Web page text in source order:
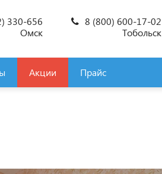
330-656
Омск
8 (800) 600-17-02
Тобольск
Акции Прайс